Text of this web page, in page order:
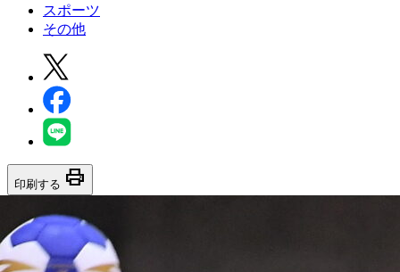
スポーツ
その他
印刷する print